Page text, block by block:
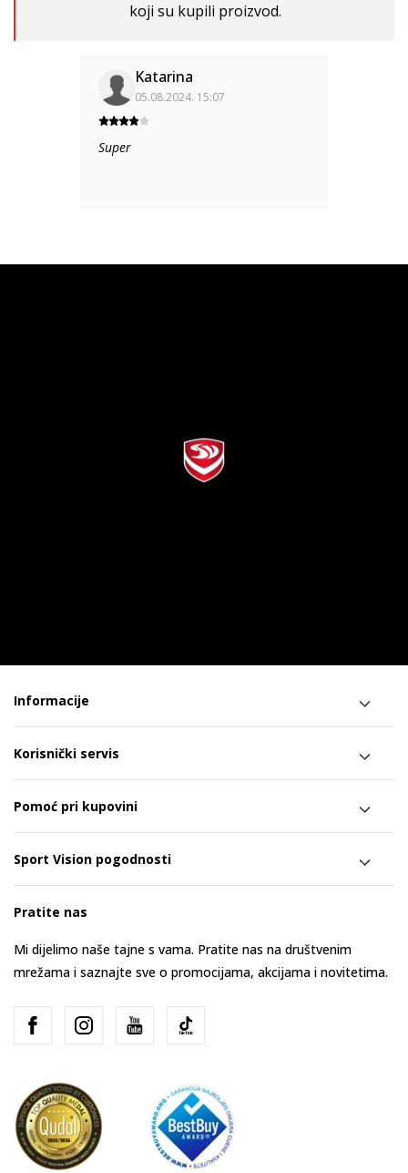
koji su kupili proizvod.
Katarina
05.08.2024. 15:07
Super
Informacije
Korisnički servis
Pomoć pri kupovini
Sport Vision pogodnosti
Pratite nas
Mi dijelimo naše tajne s vama. Pratite nas na društvenim
mrežama i saznajte sve o promocijama, akcijama i novitetima.